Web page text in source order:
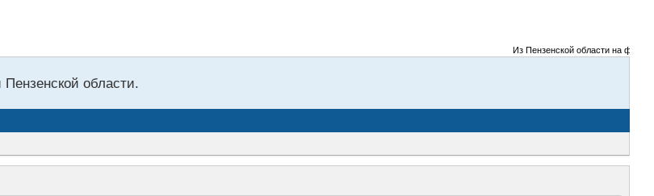
Из Пензенской области на фронты
области.